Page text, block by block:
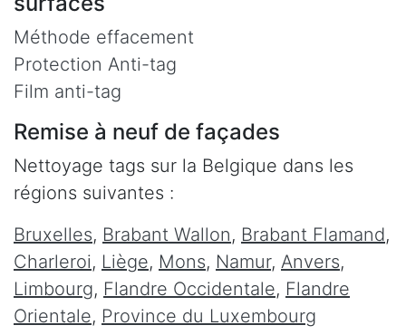
Méthode effacement
Protection Anti-tag
Film anti-tag
Remise à neuf de façades
Nettoyage tags sur la Belgique dans les
régions suivantes :
Bruxelles, Brabant Wallon, Brabant Flamand,
Charleroi, Liège, Mons, Namur, Anvers,
Limbourg, Flandre Occidentale, Flandre
Orientale, Province du Luxembourg